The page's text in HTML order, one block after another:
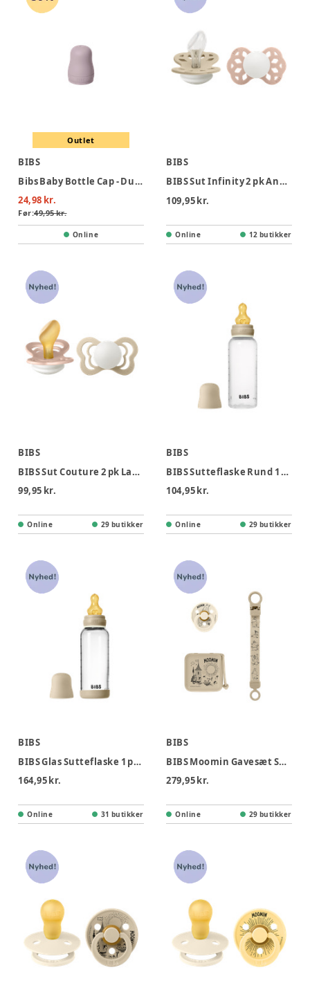
Outlet
BIBS
Bibs Baby Bottle Cap - Dusky Lilac
24,98 kr.
Før:49,95 kr.
Online
BIBS
BIBS Sut Infinity 2 pk Anatomisk Str 2 - Vanilla Blush, Nat
109,95 kr.
Online 12 butikker
BIBS
BIBS Sut Couture 2 pk Latex Str 2 - Blush Vanilla, Nat
99,95 kr.
Online 29 butikker
BIBS
BIBS Sutteflaske Rund 1 pk 270 ml - M Flow - Vanilla Nat
104,95 kr.
Online 29 butikker
BIBS
BIBS Glas Sutteflaske 1 pk 240 ml - M Flow - Vanilla Nat
164,95 kr.
Online 31 butikker
BIBS
BIBS Moomin Gavesæt Soothe & Go Lat Str 2 - Vanilla
279,95 kr.
Online 29 butikker